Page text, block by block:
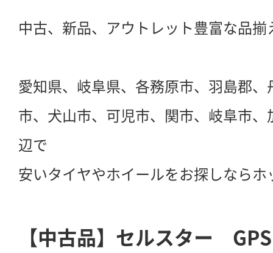
中古、新品、アウトレット豊富な品揃
愛知県、岐阜県、各務原市、羽島郡
市、犬山市、可児市、関市、岐阜市
辺で
安いタイヤやホイールをお探しなら
【中古品】セルスター